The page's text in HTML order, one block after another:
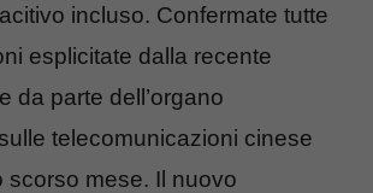
incluso. Confermate tutte
esplicitate dalla recente
da parte dell’organo
telecomunicazioni cinese
scorso mese. Il nuovo